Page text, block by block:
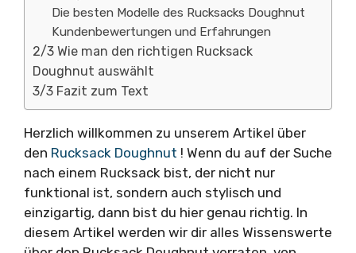
Die besten Modelle des Rucksacks Doughnut
Kundenbewertungen und Erfahrungen
2/3 Wie man den richtigen Rucksack
Doughnut auswählt
3/3 Fazit zum Text
Herzlich willkommen zu unserem Artikel über
den Rucksack Doughnut ! Wenn du auf der Suche
nach einem Rucksack bist, der nicht nur
funktional ist, sondern auch stylisch und
einzigartig, dann bist du hier genau richtig. In
diesem Artikel werden wir dir alles Wissenswerte